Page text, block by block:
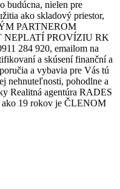
budúcna, nielen pre
ako skladový priestor,
PARTNEROM
NEPLATÍ PROVÍZIU RK
284 920, emailom na
a skúsení finanční a
a vybavia pre Vás tú
nehnuteľnosti, pohodlne a
Realitná agentúra RADES
ako 19 rokov je ČLENOM